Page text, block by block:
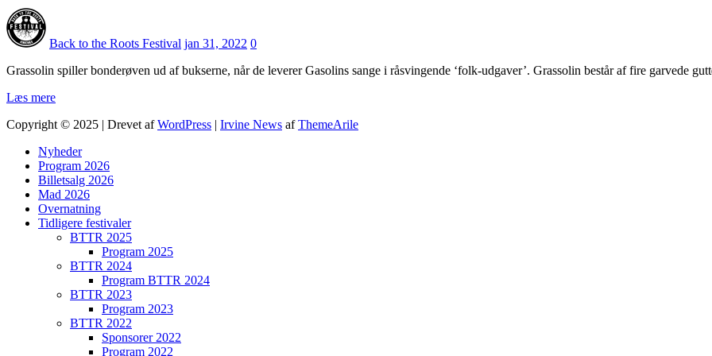
Back to the Roots Festival jan 31, 2022 0
Grassolin spiller bonderøven ud af bukserne, når de leverer Gasolins sange i råsvingende ‘folk-udgaver’. Grassolin består af fire garvede
Læs mere
Copyright © 2025 | Drevet afWordPress | Irvine News afThemeArile
Nyheder
Program 2026
Billetsalg 2026
Mad 2026
Overnatning
Tidligere festivaler
BTTR 2025
Program 2025
BTTR 2024
Program BTTR 2024
BTTR 2023
Program 2023
BTTR 2022
Sponsorer 2022
Program 2022